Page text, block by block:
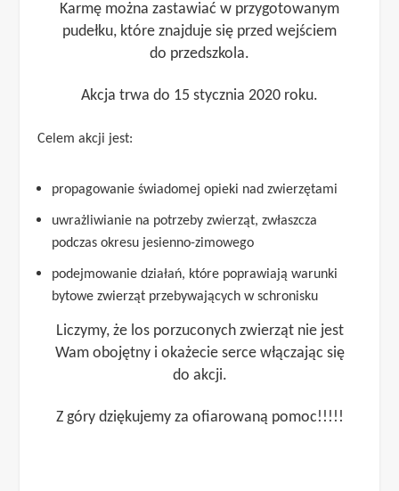
Karmę można zastawiać w przygotowanym
pudełku, które znajduje się przed wejściem
do przedszkola.
Akcja trwa do 15 stycznia 2020 roku.
Celem akcji jest:
propagowanie świadomej opieki nad zwierzętami
uwrażliwianie na potrzeby zwierząt, zwłaszcza
podczas okresu jesienno-zimowego
podejmowanie działań, które poprawiają warunki
bytowe zwierząt przebywających w schronisku
Liczymy, że los porzuconych zwierząt nie jest
Wam obojętny i okażecie serce włączając się
do akcji.
Z góry dziękujemy za ofiarowaną pomoc!!!!!